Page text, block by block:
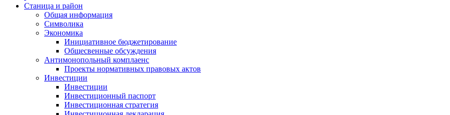
Станица и район
Общая информация
Символика
Экономика
Инициативное бюджетирование
Общесвенные обсуждения
Антимонопольный комплаенс
Проекты нормативных правовых актов
Инвестиции
Инвестиции
Инвестиционный паспорт
Инвестиционная стратегия